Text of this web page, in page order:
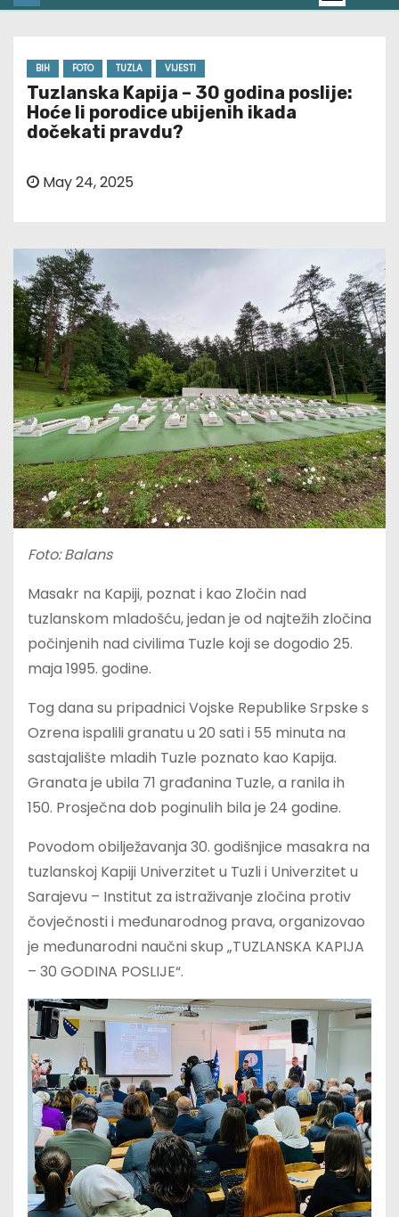
BIH FOTO TUZLA VIJESTI
Tuzlanska Kapija – 30 godina poslije:
Hoće li porodice ubijenih ikada
dočekati pravdu?
May 24, 2025
Foto: Balans
Masakr na Kapiji, poznat i kao Zločin nad
tuzlanskom mladošću, jedan je od najtežih zločina
počinjenih nad civilima Tuzle koji se dogodio 25.
maja 1995. godine.
Tog dana su pripadnici Vojske Republike Srpske s
Ozrena ispalili granatu u 20 sati i 55 minuta na
sastajalište mladih Tuzle poznato kao Kapija.
Granata je ubila 71 građanina Tuzle, a ranila ih
150. Prosječna dob poginulih bila je 24 godine.
Povodom obilježavanja 30. godišnjice masakra na
tuzlanskoj Kapiji Univerzitet u Tuzli i Univerzitet u
Sarajevu – Institut za istraživanje zločina protiv
čovječnosti i međunarodnog prava, organizovao
je međunarodni naučni skup „TUZLANSKA KAPIJA
– 30 GODINA POSLIJE“.